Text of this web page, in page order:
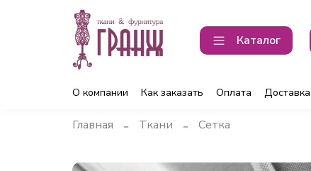
Каталог
О компании Как заказать Оплата Доставка
Главная Ткани Сетка